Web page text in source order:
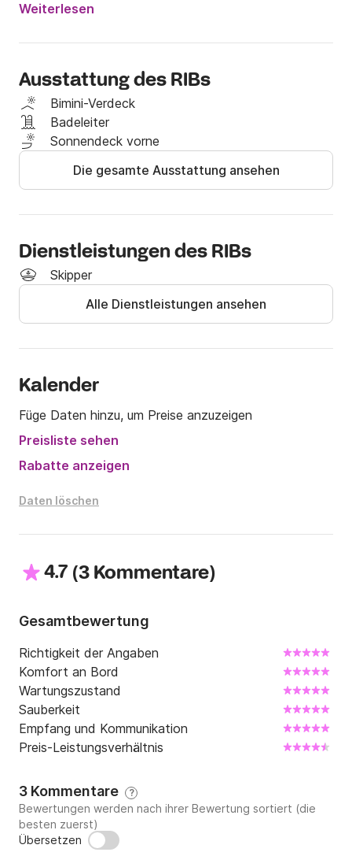
verbringen!
An Bord werden keine Tiere akzeptiert.
Letzteres ist mit einer Sonnenmarkise und einer
Sonnenliege ausgestattet und verfügt über eine
Genehmigung für die Buchten von Cassis
an Bord dieses Halbstarrschiffs und bewundern Sie
Kreditkarte
Für weitere Informationen zögern Sie nicht, uns per
Nachricht unter Click&Boat zu kontaktieren.
Aufrichtig.
** Nicht vertragsgemäßes Foto
Weiterlesen
Ausstattung des RIBs
Bimini-Verdeck
Badeleiter
Sonnendeck vorne
Die gesamte Ausstattung ansehen
Dienstleistungen des RIBs
Skipper
Alle Dienstleistungen ansehen
Kalender
Füge Daten hinzu, um Preise anzuzeigen
Preisliste sehen
Rabatte anzeigen
Daten löschen
4.7 (3 Kommentare)
Gesamtbewertung
Richtigkeit der Angaben
Komfort an Bord
Wartungszustand
Sauberkeit
Empfang und Kommunikation
Preis-Leistungsverhältnis
3 Kommentare ?
Bewertungen werden nach ihrer Bewertung sortiert (die
besten zuerst)
Übersetzen